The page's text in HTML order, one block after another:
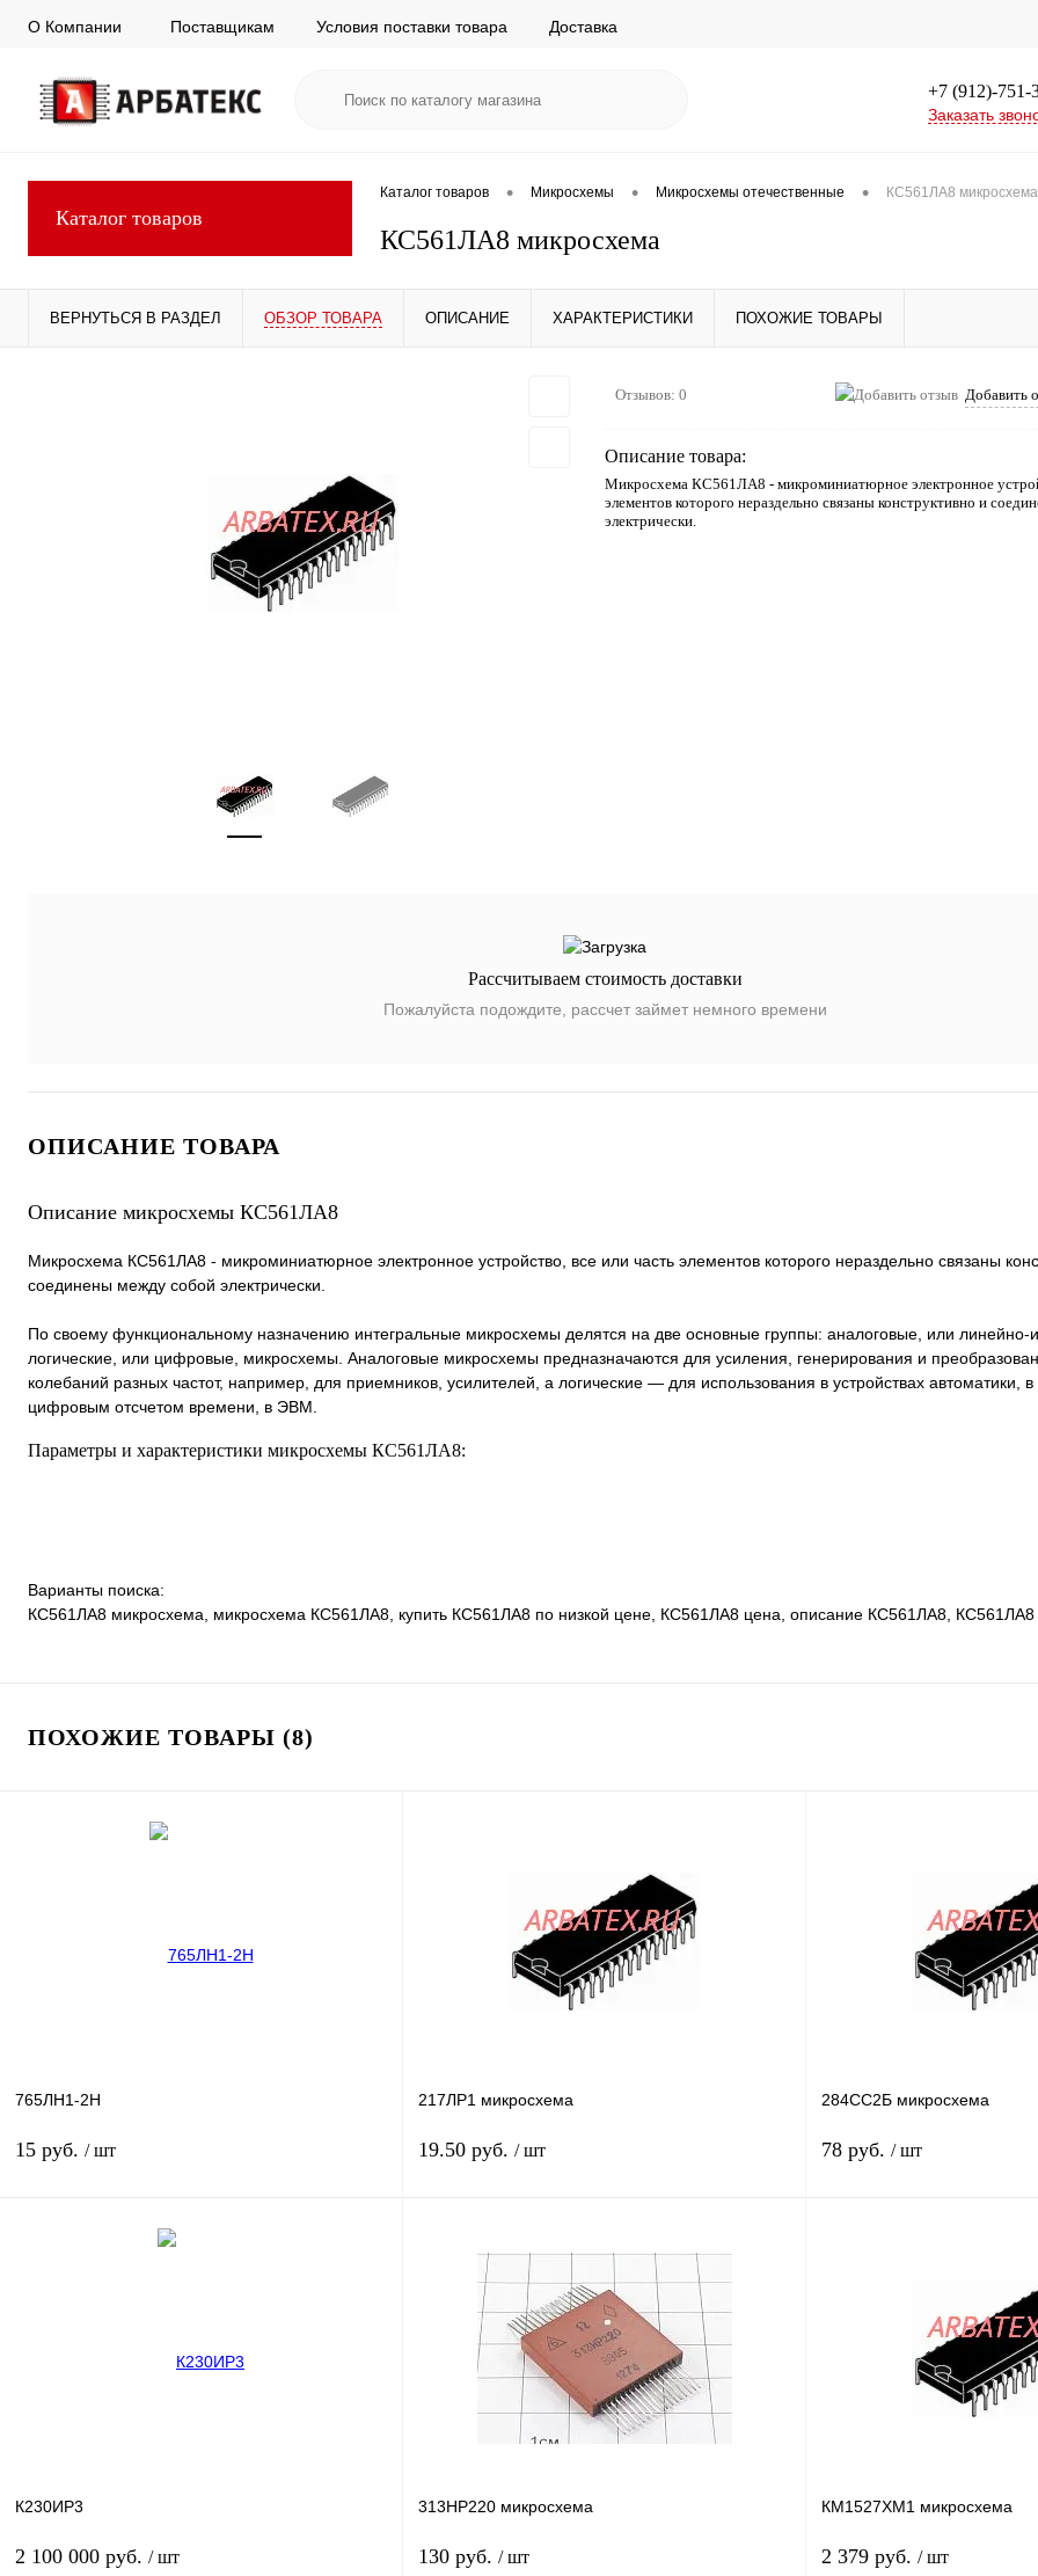
О Компании Поставщикам Условия поставки товара Доставка
+7 (912)-751-
Заказать
Каталог товаров
Каталог товаров • Микросхемы • Микросхемы отечественные • КС561ЛА8 микросхема
КС561ЛА8 микросхема
ВЕРНУТЬСЯ В РАЗДЕЛ ОБЗОР ТОВАРА ОПИСАНИЕ ХАРАКТЕРИСТИКИ ПОХОЖИЕ ТОВАРЫ
Отзывов: 0 Добавить
Описание товара:
Микросхема КС561ЛА8 - микроминиатюрное электронное
элементов которого нераздельно связаны конструктивно и
электрически.
Рассчитываем стоимость доставки
Пожалуйста подождите, рассчет займет немного времени
ОПИСАНИЕ ТОВАРА
Описание микросхемы КС561ЛА8
Микросхема КС561ЛА8 - микроминиатюрное электронное устройство, все или часть элементов которого нераздельно связаны
соединены между собой электрически.
По своему функциональному назначению интегральные микросхемы делятся на две основные группы: аналоговые, или линейно-
логические, или цифровые, микросхемы. Аналоговые микросхемы предназначаются для усиления, генерирования и
колебаний разных частот, например, для приемников, усилителей, а логические — для использования в устройствах автоматики,
цифровым отсчетом времени, в ЭВМ.
Параметры и характеристики микросхемы КС561ЛА8:
Варианты поиска:
КС561ЛА8 микросхема, микросхема КС561ЛА8, купить КС561ЛА8 по низкой цене, КС561ЛА8 цена, описание КС561ЛА8, КС561ЛА8
ПОХОЖИЕ ТОВАРЫ (8)
765ЛН1-2Н
15 руб. / шт
наличии
217ЛР1 микросхема
19.50 руб. / шт
Купить в 1 клик Сравнение
В избранное
В
наличии
284СС2Б микросхема
78 руб. / шт
К230ИР3
2 100 000 руб. / шт
313НР220 микросхема
130 руб. / шт
КМ1527ХМ1 микросхема
2 379 руб. / шт